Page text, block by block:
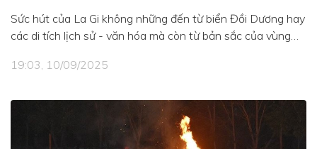
Sức hút của La Gi không những đến từ biển Đồi Dương hay
các di tích lịch sử - văn hóa mà còn từ bản sắc của vùng
hướng từ khai thác lợi thế tự nhiên sang phát triển du lịch
19:03, 10/09/2025